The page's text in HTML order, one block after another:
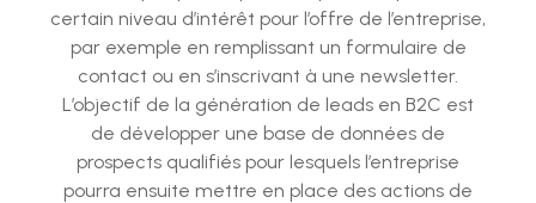
certain niveau d’intérêt pour l’offre de l’entreprise,
par exemple en remplissant un formulaire de
contact ou en s’inscrivant à une newsletter.
L’objectif de la génération de leads en B2C est
de développer une base de données de
prospects qualifiés pour lesquels l’entreprise
pourra ensuite mettre en place des actions de